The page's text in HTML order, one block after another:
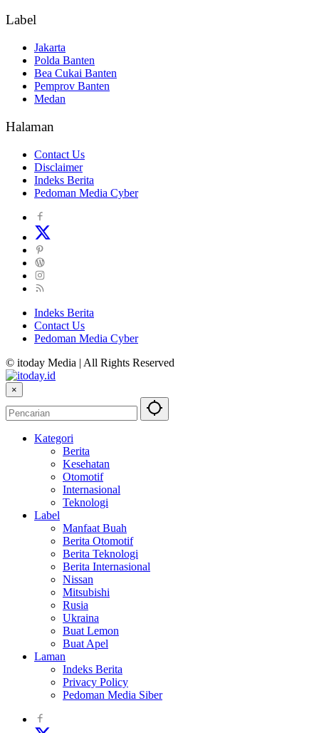
Label
Jakarta
Polda Banten
Bea Cukai Banten
Pemprov Banten
Medan
Halaman
Contact Us
Disclaimer
Indeks Berita
Pedoman Media Cyber
Indeks Berita
Contact Us
Pedoman Media Cyber
© itoday Media | All Rights Reserved
×
Kategori
Berita
Kesehatan
Otomotif
Internasional
Teknologi
Label
Manfaat Buah
Berita Otomotif
Berita Teknologi
Berita Internasional
Nissan
Mitsubishi
Rusia
Ukraina
Buat Lemon
Buat Apel
Laman
Indeks Berita
Privacy Policy
Pedoman Media Siber